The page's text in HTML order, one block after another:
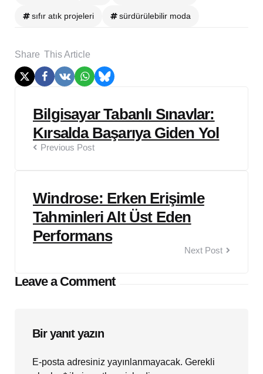
sıfır atık projeleri sürdürülebilir moda
Share This Article
navigation
Bilgisayar Tabanlı Sınavlar:
Kırsalda Başarıya Giden Yol
Previous Post
Windrose: Erken Erişimle
Tahminleri Alt Üst Eden
Performans
Next Post
Leave a Comment
Bir yanıt yazın
E-posta adresiniz yayınlanmayacak. Gerekli